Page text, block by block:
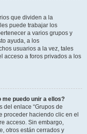
que dividen a la
puede trabajar los
a varios grupos y
ayuda, a los
usuarios a la vez, tales
acceso a foros privados a los
puedo unir a ellos?
del enlace “Grupos de
proceder haciendo clic en el
acceso. Sin embargo,
otros están cerrados y